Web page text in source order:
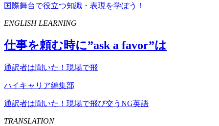
国際舞台で役立つ知識・表現を学ぼう！
ENGLISH LEARNING
仕事を頼む時に”ask a favor”は
通訳者は聞いた！現場で飛
ハイキャリア編集部
通訳者は聞いた！現場で飛び交うNG英語
TRANSLATION